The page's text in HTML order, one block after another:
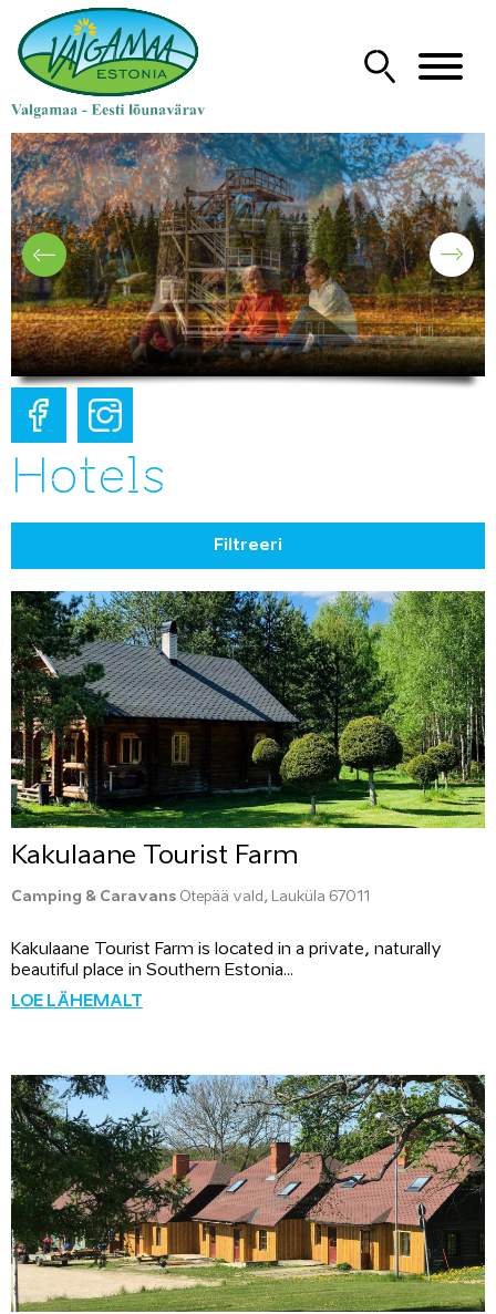
Hotels
Filtreeri
Kakulaane Tourist Farm
Camping & Caravans Otepää vald, Lauküla 67011
Kakulaane Tourist Farm is located in a private, naturally
beautiful place in Southern Estonia...
LOE LÄHEMALT